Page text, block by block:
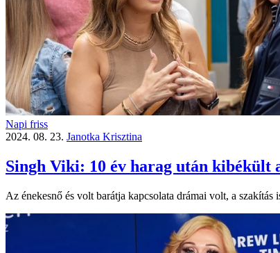
Napi friss
2024. 08. 23. Janotka Krisztina
Singh Viki: 10 év harag után kibékült
Az énekesnő és volt barátja kapcsolata drámai volt, a szakítás